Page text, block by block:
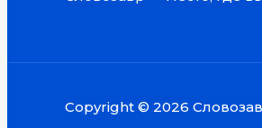
Copyright © 2026